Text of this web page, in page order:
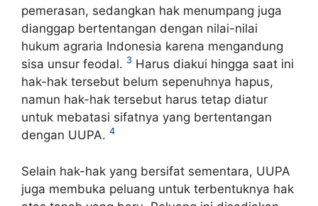
pemerasan, sedangkan hak menumpang juga
dianggap bertentangan dengan nilai-nilai
hukum agraria Indonesia karena mengandung
sisa unsur feodal. 3 Harus diakui hingga saat ini
hak-hak tersebut belum sepenuhnya hapus,
namun hak-hak tersebut harus tetap diatur
untuk mebatasi sifatnya yang bertentangan
dengan UUPA. 4
Selain hak-hak yang bersifat sementara, UUPA
juga membuka peluang untuk terbentuknya hak